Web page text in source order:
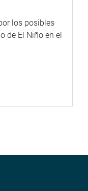
los posibles
de El Niño en el